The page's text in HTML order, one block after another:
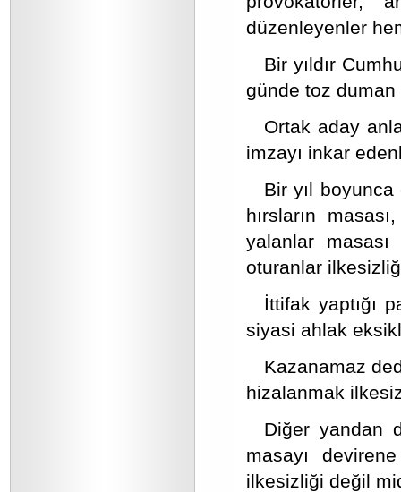
düzenleyenler
Bir yıldır
günde toz
Ortak aday
imzayı inkar
Bir yıl
hırsların
yalanlar
oturanlar
İttifak yaptığı
siyasi ahlak
Kazanamaz
hizalanmak
Diğer yandan
masayı
ilkesizliği değil